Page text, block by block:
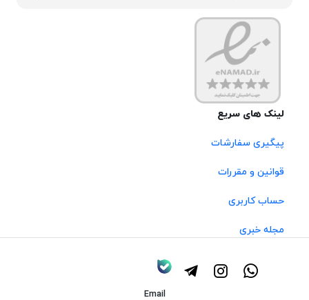
لینک های سریع
پیگیری سفارشات
قوانین و مقررات
حساب کاربری
مجله خبری
Email